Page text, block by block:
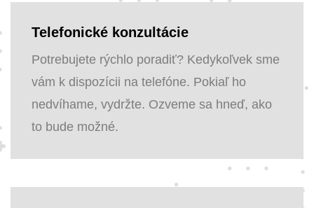
Telefonické konzultácie
Potrebujete rýchlo poradiť? Kedykoľvek sme
vám k dispozícii na telefóne. Pokiaľ ho
nedvíhame, vydržte. Ozveme sa hneď, ako
to bude možné.